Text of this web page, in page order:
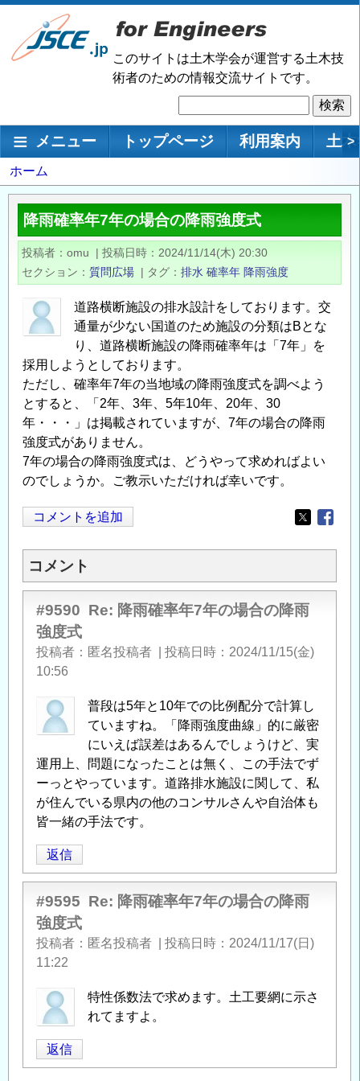
メ
ン
移
このサイトは土木学会が運営する土木技
術者のための情報交流サイトです。
索
メインナビゲーション
メニュー トップページ 利用案内 土 >
パ
ン
く
ず
ホーム
降雨確率年7年の場合の降雨強度式
投稿者 omu | 投稿日時
2024/11/14(木) 20:30
セクション
質問広場 | タグ 排水 確率年 降雨強度
道路横断施設の排水設計をしております。交
通量が少ない国道のため施設の分類はBとな
り、道路横断施設の降雨確率年は「7年」を
採用しようとしております。
ただし、確率年7年の当地域の降雨強度式を調べよう
とすると、「2年、3年、5年10年、20年、30
年・・・」は掲載されていますが、7年の場合の降雨
強度式がありません。
7年の場合の降雨強度式は、どうやって求めればよい
のでしょうか。ご教示いただければ幸いです。
コメントを追加
Opens in
コメント
#9590 Re: 降雨確率年7年の場合の降雨
強度式
投稿者 匿名投稿者 投稿日時
2024/11/15(金)
10:56
普段は5年と10年での比例配分で計算し
ていますね。「降雨強度曲線」的に厳密
にいえば誤差はあるんでしょうけど、実
運用上、問題になったことは無く、この手法でず
ーっとやっています。道路排水施設に関して、私
が住んでいる県内の他のコンサルさんや自治体も
皆一緒の手法です。
返信
#9595 Re: 降雨確率年7年の場合の降雨
強度式
投稿者 匿名投稿者 投稿日時
2024/11/17(日)
11:22
特性係数法で求めます。土工要網に示さ
れてますよ。
返信